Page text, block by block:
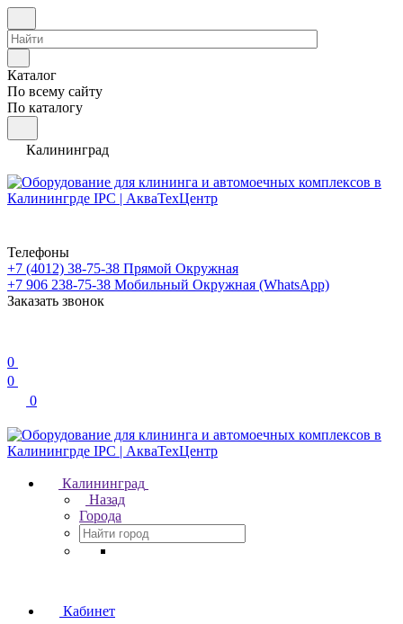
Каталог
По всему сайту
По каталогу
Калининград
Телефоны
+7 (4012) 38-75-38 Прямой Окружная
+7 906 238-75-38 Мобильный Окружная (WhatsApp)
Заказать звонок
0
0
0
Калининград
Назад
Города
Кабинет